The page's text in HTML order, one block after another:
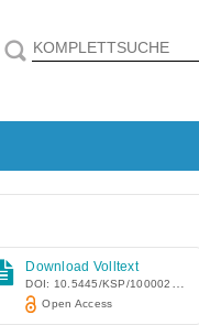
Download Volltext
DOI: 10.5445/KSP/1000025839
Open Access